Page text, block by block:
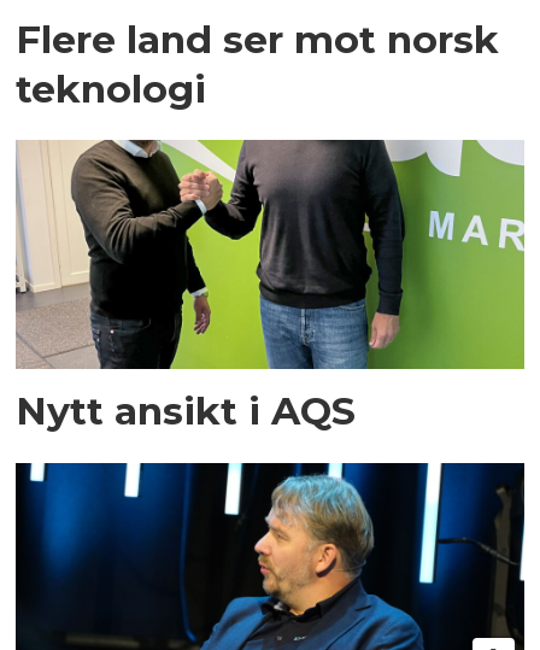
Flere land ser mot norsk
teknologi
Nytt ansikt i AQS